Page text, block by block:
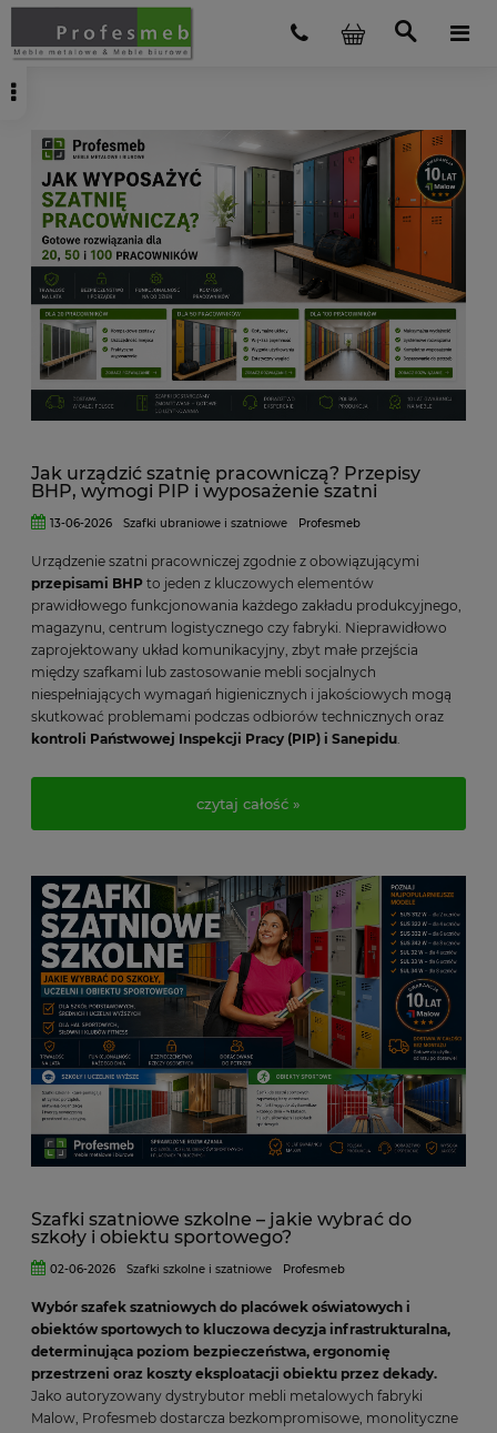
Jak urządzić szatnię pracowniczą? Przepisy
BHP, wymogi PIP i wyposażenie szatni
13-06-2026 Szafki ubraniowe i szatniowe Profesmeb
Urządzenie szatni pracowniczej zgodnie z obowiązującymi
przepisami BHP to jeden z kluczowych elementów
prawidłowego funkcjonowania każdego zakładu produkcyjnego,
magazynu, centrum logistycznego czy fabryki. Nieprawidłowo
zaprojektowany układ komunikacyjny, zbyt małe przejścia
między szafkami lub zastosowanie mebli socjalnych
niespełniających wymagań higienicznych i jakościowych mogą
skutkować problemami podczas odbiorów technicznych oraz
kontroli Państwowej Inspekcji Pracy (PIP) i Sanepidu.
W naszym eksperckim przewodniku wyjaśniamy, jakienormy
należy uwzględnić (w tym minimalne
nawet 100 pracowników. Dowiedz się, jak stworzyć
ergonomiczną, zgodną z przepisami i wydajną przestrzeń, która
poprawi organizację pracy, komfort użytkowników oraz
bezpieczeństwo w zakładzie.
czytaj całość »
Szafki szatniowe szkolne – jakie wybrać do
szkoły i obiektu sportowego?
02-06-2026 Szafki szkolne i szatniowe Profesmeb
Wybór szafek szatniowych do placówek oświatowych i
obiektów sportowych to kluczowa decyzja infrastrukturalna,
determinująca poziom bezpieczeństwa, ergonomię
przestrzeni oraz koszty eksploatacji obiektu przez dekady.
Jako autoryzowany dystrybutor mebli metalowych fabryki
Malow, Profesmeb dostarcza bezkompromisowe, monolityczne